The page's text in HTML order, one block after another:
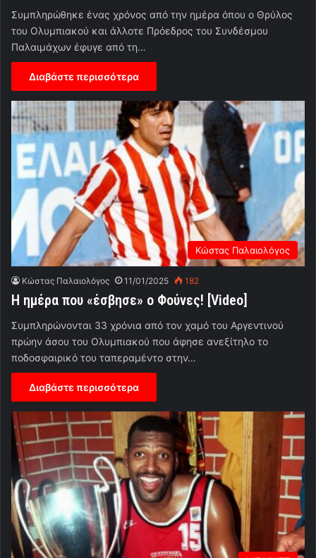
Συμπληρώθηκε ένας χρόνος από την ημέρα όπου ο Θρύλος
του Ολυμπιακού και άλλοτε Πρόεδρος του Συνδέσμου
Παλαιμάχων έφυγε από τη…
Διαβάστε περισσότερα
Κώστας Παλαιολόγος
Κώστας Παλαιολόγος 11/01/2025 182
Η ημέρα που «έσβησε» ο Φούνες! [Video]
Συμπληρώνονται 33 χρόνια από τον χαμό του Αργεντινού
πρώην άσου του Ολυμπιακού που άφησε ανεξίτηλο το
ποδοσφαιρικό του ταπεραμέντο στην…
Διαβάστε περισσότερα